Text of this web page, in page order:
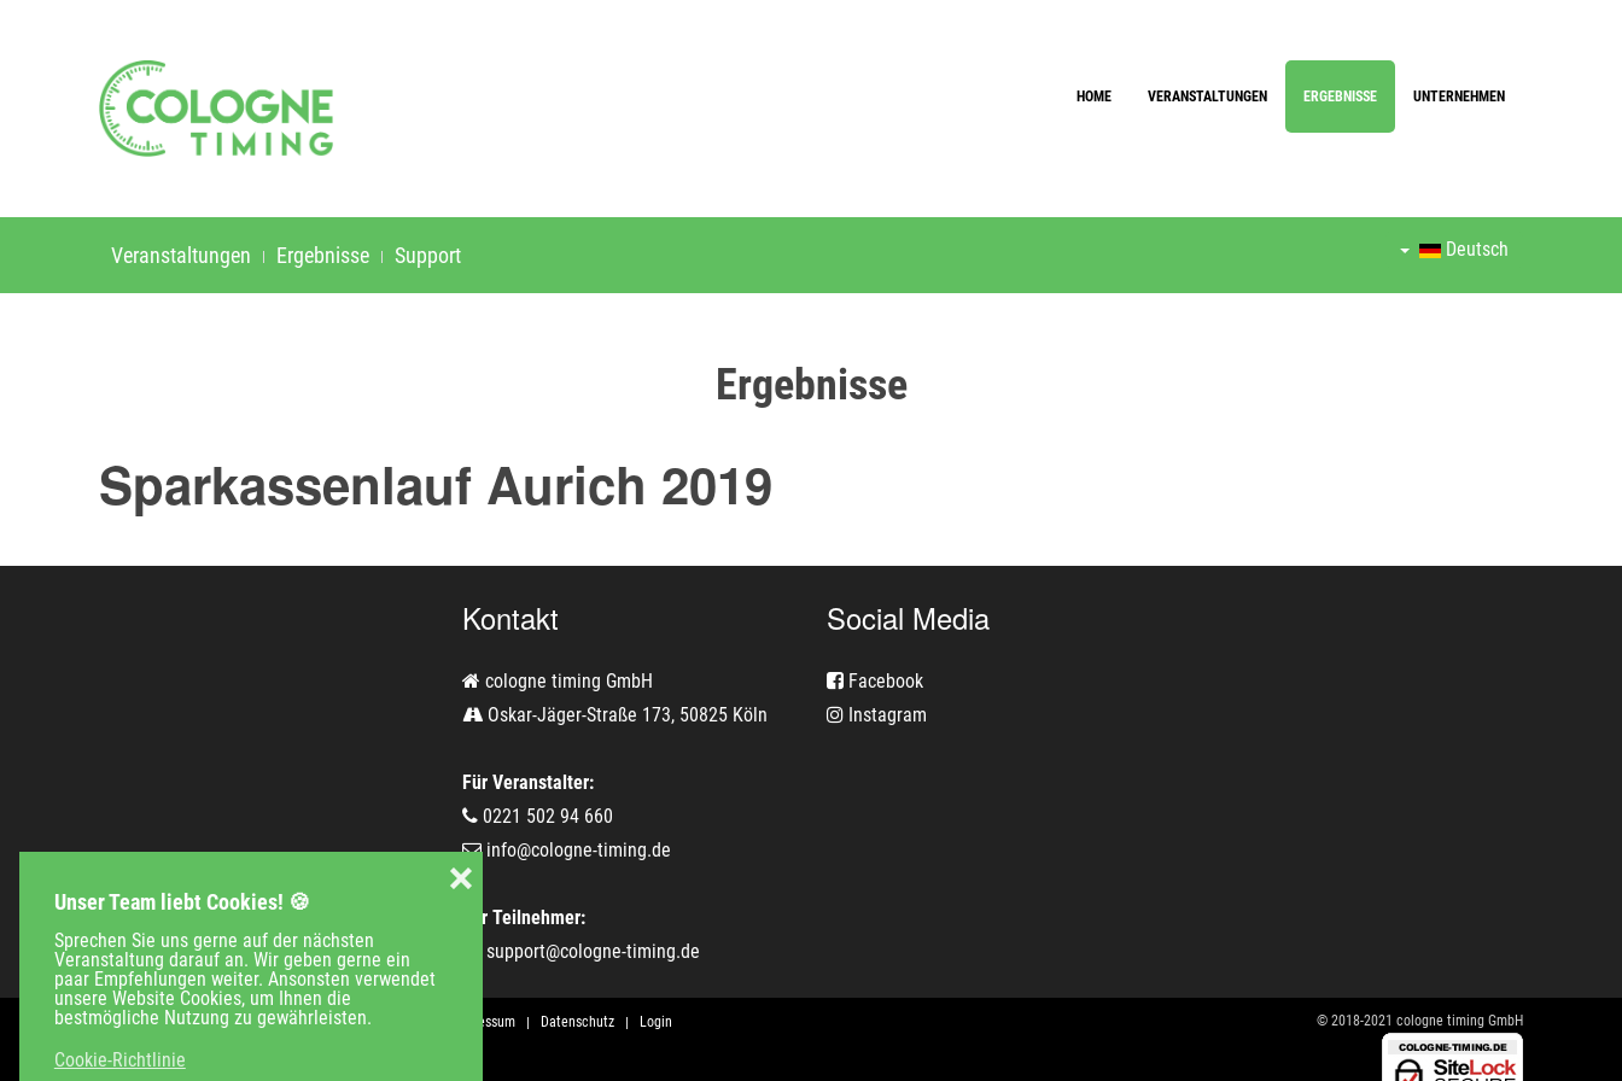
Unser Team liebt Cookies! 🍪
Sprechen Sie uns gerne auf der nächsten
Veranstaltung darauf an. Wir geben gerne ein
paar Empfehlungen weiter. Ansonsten verwendet
unsere Website Cookies, um Ihnen die
bestmögliche Nutzung zu gewährleisten.
Cookie-Richtlinie
❌
HOME VERANSTALTUNGEN ERGEBNISSE UNTERNEHMEN
Veranstaltungen Ergebnisse Support Deutsch
Ergebnisse
Sparkassenlauf Aurich 2019
Kontakt
cologne timing GmbH
Oskar-Jäger-Straße 173, 50825 Köln
Für Veranstalter:
0221 502 94 660
info@cologne-timing.de
Für Teilnehmer:
support@cologne-timing.de
Social Media
Facebook
Instagram
Veranstaltungen Unternehmen Jobs Impressum Datenschutz Login © 2018-2021 cologne timing GmbH